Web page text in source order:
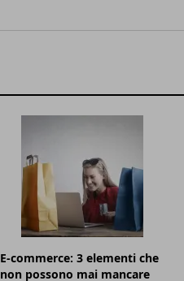
E-commerce: 3 elementi che
non possono mai mancare